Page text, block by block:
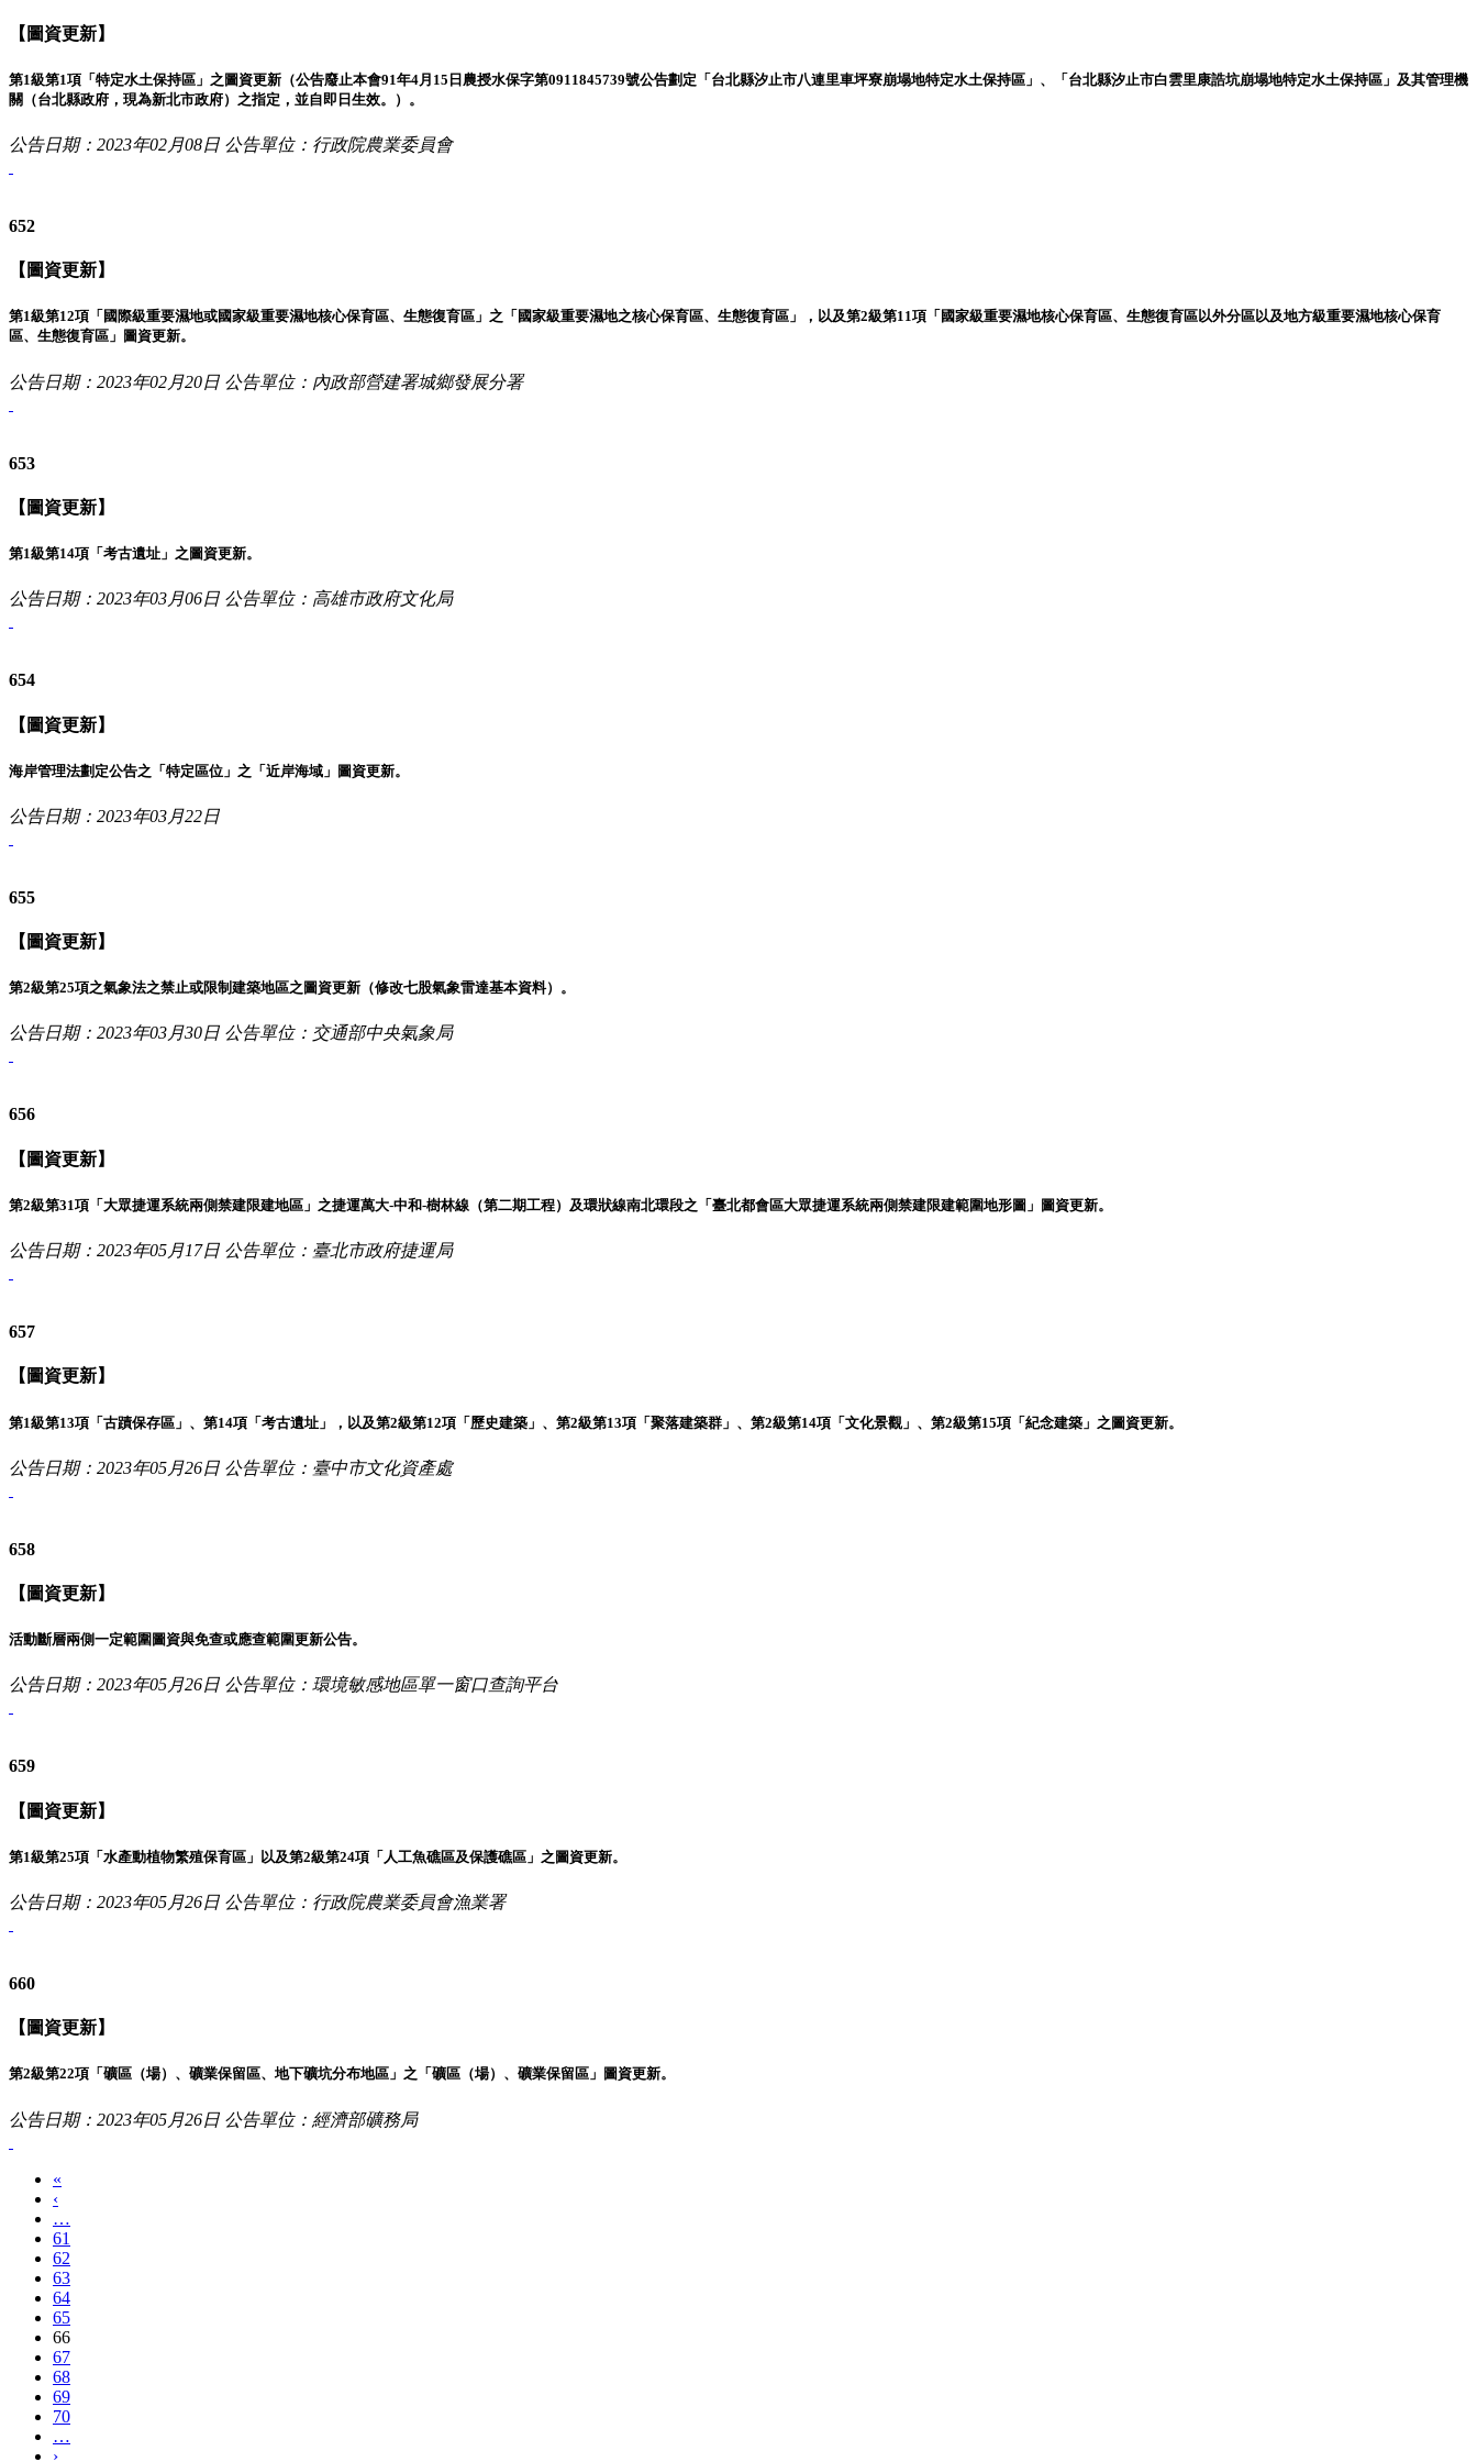
【圖資更新】
第1級第1項「特定水土保持區」之圖資更新（公告廢止本會91年4月15日農授水保字第0911845739號公告劃定「台北縣汐止市八連里車坪寮崩塌地特定水土保持區」、「台北縣汐止市白雲里康誥坑崩塌地特定水土保持區」及其管理機
關（台北縣政府，現為新北市政府）之指定，並自即日生效。）。
公告日期：2023年02月08日 公告單位：行政院農業委員會
652
【圖資更新】
第1級第12項「國際級重要濕地或國家級重要濕地核心保育區、生態復育區」之「國家級重要濕地之核心保育區、生態復育區」，以及第2級第11項「國家級重要濕地核心保育區、生態復育區以外分區以及地方級重要濕地核心保育
區、生態復育區」圖資更新。
公告日期：2023年02月20日 公告單位：內政部營建署城鄉發展分署
653
【圖資更新】
第1級第14項「考古遺址」之圖資更新。
公告日期：2023年03月06日 公告單位：高雄市政府文化局
654
【圖資更新】
海岸管理法劃定公告之「特定區位」之「近岸海域」圖資更新。
公告日期：2023年03月22日
655
【圖資更新】
第2級第25項之氣象法之禁止或限制建築地區之圖資更新（修改七股氣象雷達基本資料）。
公告日期：2023年03月30日 公告單位：交通部中央氣象局
656
【圖資更新】
第2級第31項「大眾捷運系統兩側禁建限建地區」之捷運萬大-中和-樹林線（第二期工程）及環狀線南北環段之「臺北都會區大眾捷運系統兩側禁建限建範圍地形圖」圖資更新。
公告日期：2023年05月17日 公告單位：臺北市政府捷運局
657
【圖資更新】
第1級第13項「古蹟保存區」、第14項「考古遺址」，以及第2級第12項「歷史建築」、第2級第13項「聚落建築群」、第2級第14項「文化景觀」、第2級第15項「紀念建築」之圖資更新。
公告日期：2023年05月26日 公告單位：臺中市文化資產處
658
【圖資更新】
活動斷層兩側一定範圍圖資與免查或應查範圍更新公告。
公告日期：2023年05月26日 公告單位：環境敏感地區單一窗口查詢平台
659
【圖資更新】
第1級第25項「水產動植物繁殖保育區」以及第2級第24項「人工魚礁區及保護礁區」之圖資更新。
公告日期：2023年05月26日 公告單位：行政院農業委員會漁業署
660
【圖資更新】
第2級第22項「礦區（場）、礦業保留區、地下礦坑分布地區」之「礦區（場）、礦業保留區」圖資更新。
公告日期：2023年05月26日 公告單位：經濟部礦務局
«
‹
…
61
62
63
64
65
66
67
68
69
70
…
›